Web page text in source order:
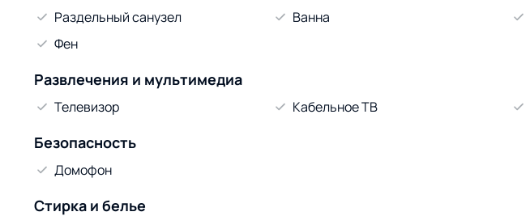
Раздельный санузел Ванна
Фен
Развлечения и мультимедиа
Телевизор Кабельное ТВ
Безопасность
Домофон
Стирка и белье